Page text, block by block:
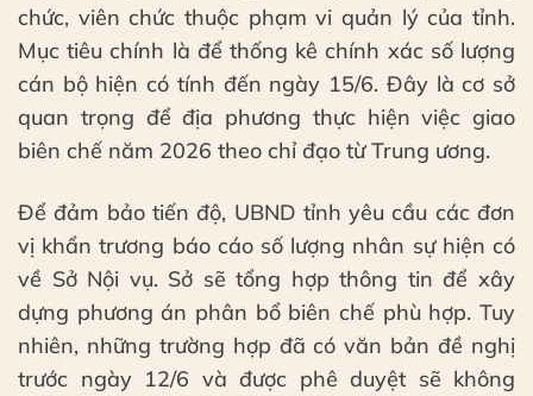
chức, viên chức thuộc phạm vi quản lý của tỉnh.
Mục tiêu chính là để thống kê chính xác số lượng
cán bộ hiện có tính đến ngày 15/6. Đây là cơ sở
quan trọng để địa phương thực hiện việc giao
biên chế năm 2026 theo chỉ đạo từ Trung ương.
Để đảm bảo tiến độ, UBND tỉnh yêu cầu các đơn
vị khẩn trương báo cáo số lượng nhân sự hiện có
về Sở Nội vụ. Sở sẽ tổng hợp thông tin để xây
dựng phương án phân bổ biên chế phù hợp. Tuy
nhiên, những trường hợp đã có văn bản đề nghị
trước ngày 12/6 và được phê duyệt sẽ không